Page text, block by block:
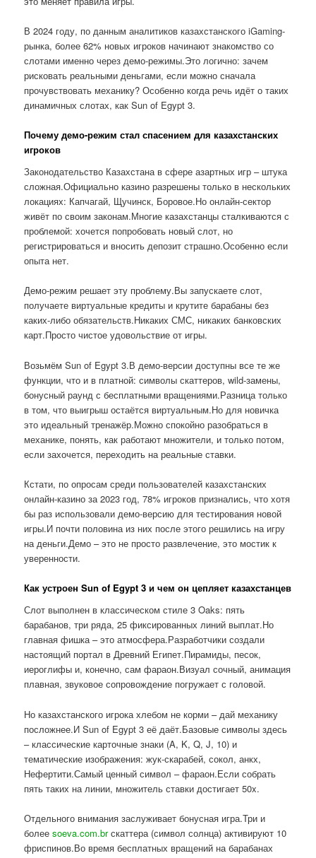
В 2024 году, по данным аналитиков казахстанского iGaming-
рынка, более 62% новых игроков начинают знакомство со
слотами именно через демо-режимы.Это логично: зачем
рисковать реальными деньгами, если можно сначала
прочувствовать механику? Особенно когда речь идёт о таких
динамичных слотах, как Sun of Egypt 3.
Почему демо-режим стал спасением для казахстанских
игроков
Законодательство Казахстана в сфере азартных игр – штука
сложная.Официально казино разрешены только в нескольких
локациях: Капчагай, Щучинск, Боровое.Но онлайн-сектор
живёт по своим законам.Многие казахстанцы сталкиваются с
проблемой: хочется попробовать новый слот, но
регистрироваться и вносить депозит страшно.Особенно если
опыта нет.
Демо-режим решает эту проблему.Вы запускаете слот,
получаете виртуальные кредиты и крутите барабаны без
каких-либо обязательств.Никаких СМС, никаких банковских
карт.Просто чистое удовольствие от игры.
Возьмём Sun of Egypt 3.В демо-версии доступны все те же
функции, что и в платной: символы скаттеров, wild-замены,
бонусный раунд с бесплатными вращениями.Разница только
в том, что выигрыш остаётся виртуальным.Но для новичка
это идеальный тренажёр.Можно спокойно разобраться в
механике, понять, как работают множители, и только потом,
если захочется, переходить на реальные ставки.
Кстати, по опросам среди пользователей казахстанских
онлайн-казино за 2023 год, 78% игроков признались, что хотя
бы раз использовали демо-версию для тестирования новой
игры.И почти половина из них после этого решились на игру
на деньги.Демо – это не просто развлечение, это мостик к
уверенности.
Как устроен Sun of Egypt 3 и чем он цепляет казахстанцев
Слот выполнен в классическом стиле 3 Oaks: пять
барабанов, три ряда, 25 фиксированных линий выплат.Но
главная фишка – это атмосфера.Разработчики создали
настоящий портал в Древний Египет.Пирамиды, песок,
иероглифы и, конечно, сам фараон.Визуал сочный, анимация
плавная, звуковое сопровождение погружает с головой.
Но казахстанского игрока хлебом не корми – дай механику
посложнее.И Sun of Egypt 3 её даёт.Базовые символы здесь
– классические карточные знаки (A, K, Q, J, 10) и
тематические изображения: жук-скарабей, сокол, анкх,
Нефертити.Самый ценный символ – фараон.Если собрать
пять таких на линии, множитель ставки достигает 50x.
Отдельного внимания заслуживает бонусная игра.Три и
болееsoeva.com.brскаттера (символ солнца) активируют 10
фриспинов.Во время бесплатных вращений на барабанах